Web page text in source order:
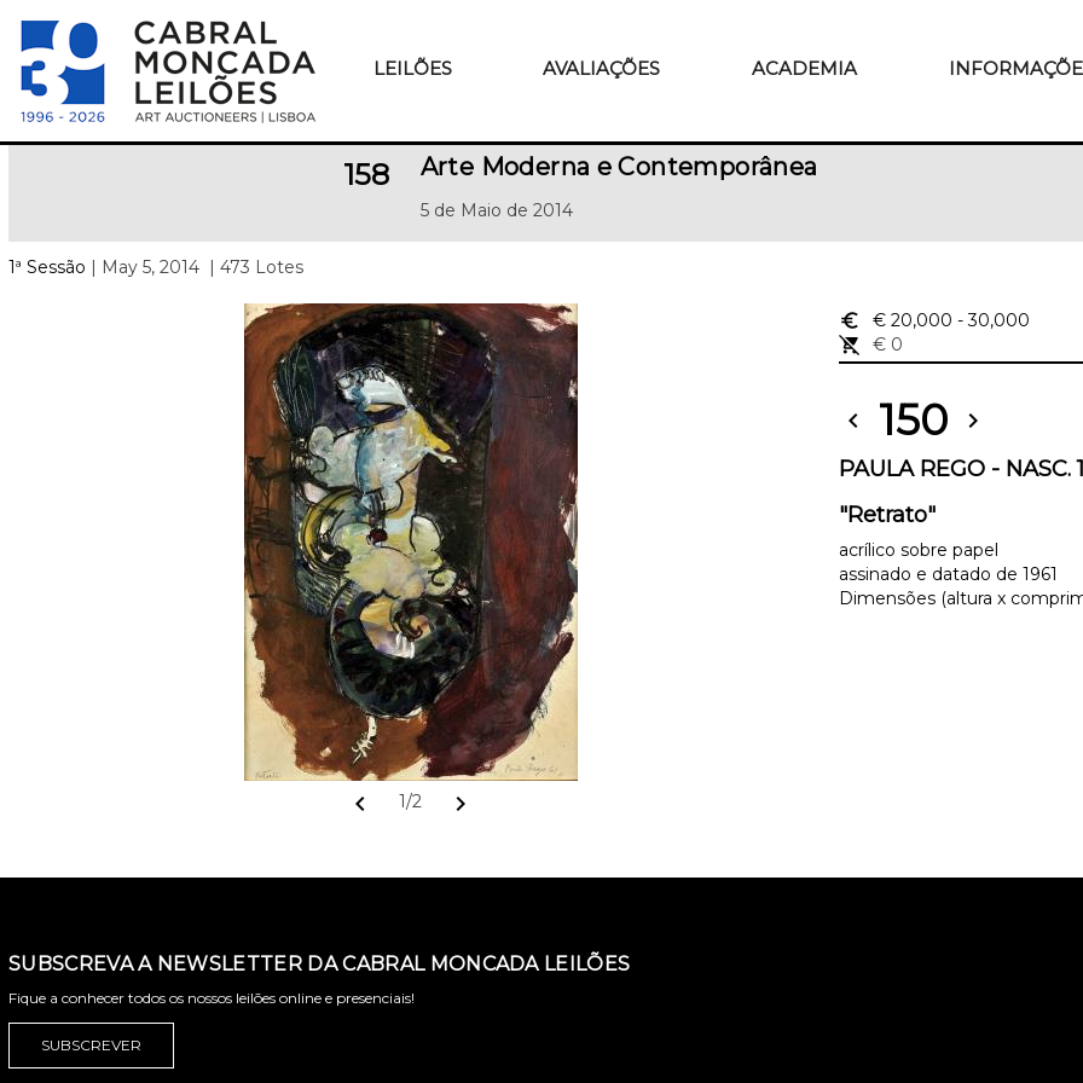
LEILÕES AVALIAÇÕES ACADEMIA
158 Arte Moderna e Contemporânea
5 de Maio de 2014
1ª Sessão | May 5, 2014 | 473 Lotes
chevron_left 1/2 chevron_right
euro_symbol € 20,000 - 30,000
remove_shopping_cart
€ 0
chevron_left 150 chevron_right
PAULA REGO - NASC.
"Retrato"
acrílico sobre papel
assinado e datado de 1961
Dimensões (altura x
SUBSCREVA A NEWSLETTER DA CABRAL MONCADA LEILÕES
Fique a conhecer todos os nossos leilões online e presenciais!
SUBSCREVER